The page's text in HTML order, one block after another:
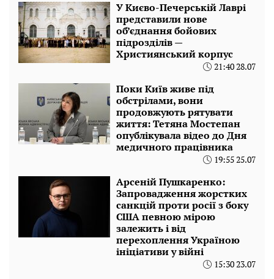
У Києво-Печерській Лаврі
представили нове
об’єднання бойових
підрозділів —
Християнський корпус
21:40 28.07
Поки Київ живе під
обстрілами, вони
продовжують рятувати
життя: Тетяна Мостепан
опублікувала відео до Дня
медичного працівника
19:55 25.07
Арсеній Пушкаренко:
Запровадження жорстких
санкцій проти росії з боку
США певною мірою
залежить і від
перехоплення Україною
ініціативи у війні
15:30 23.07